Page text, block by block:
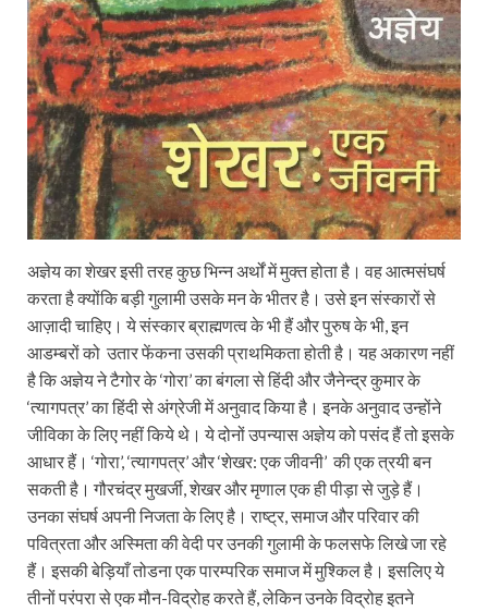
अज्ञेय का शेखर इसी तरह कुछ भिन्न अर्थों में मुक्त होता है। वह आत्मसंघर्ष
करता है क्योंकि बड़ी गुलामी उसके मन के भीतर है। उसे इन संस्कारों से
आज़ादी चाहिए। ये संस्कार ब्राह्मणत्व के भी हैं और पुरुष के भी, इन
आडम्बरों को उतार फेंकना उसकी प्राथमिकता होती है। यह अकारण नहीं
है कि अज्ञेय ने टैगोर के ‘गोरा’ का बंगला से हिंदी और जैनेन्द्र कुमार के
‘त्यागपत्र’ का हिंदी से अंग्रेजी में अनुवाद किया है। इनके अनुवाद उन्होंने
जीविका के लिए नहीं किये थे। ये दोनों उपन्यास अज्ञेय को पसंद हैं तो इसके
आधार हैं। ‘गोरा’, ‘त्यागपत्र’ और ‘शेखर: एक जीवनी’ की एक त्रयी बन
सकती है। गौरचंद्र मुखर्जी, शेखर और मृणाल एक ही पीड़ा से जुड़े हैं।
उनका संघर्ष अपनी निजता के लिए है। राष्ट्र, समाज और परिवार की
पवित्रता और अस्मिता की वेदी पर उनकी गुलामी के फलसफे लिखे जा रहे
हैं। इसकी बेड़ियाँ तोडना एक पारम्परिक समाज में मुश्किल है। इसलिए ये
तीनों परंपरा से एक मौन-विद्रोह करते हैं, लेकिन उनके विद्रोह इतने